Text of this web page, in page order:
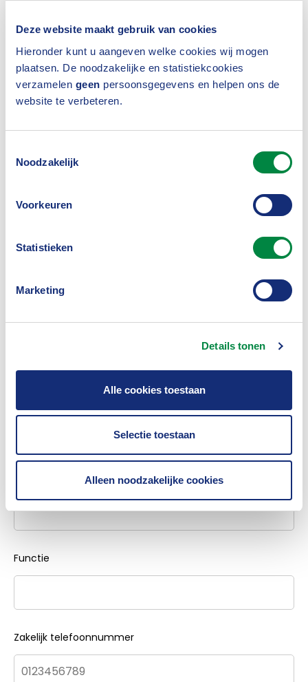
Deze website maakt gebruik van cookies
Hieronder kunt u aangeven welke cookies wij mogen
plaatsen. De noodzakelijke en statistiekcookies
verzamelen geen persoonsgegevens en helpen ons de
website te verbeteren.
Noodzakelijk
Voorkeuren
Statistieken
Marketing
Details tonen
Alle cookies toestaan
Selectie toestaan
Alleen noodzakelijke cookies
Man
Vrouw
Ik maak geen keuze
Zakelijke gegevens
Bedrijfsnaam + bedrijfsonderdeel
Functie
Zakelijk telefoonnummer